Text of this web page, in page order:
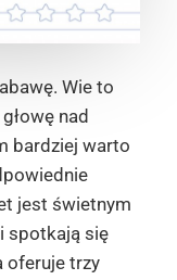
Wie to
nad
bardziej warto
jest świetnym
spotkają się
oferuje trzy